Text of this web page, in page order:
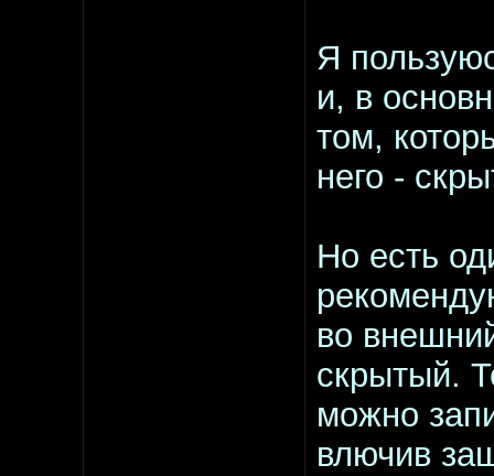
Я
и, в
том,
него -
Но есть
во
скрытый.
можно
влючив